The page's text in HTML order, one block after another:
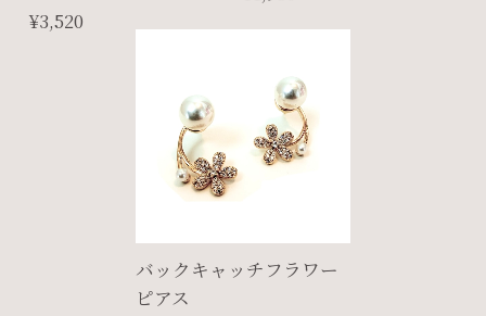
¥3,520
バックキャッチフラワー
ピアス